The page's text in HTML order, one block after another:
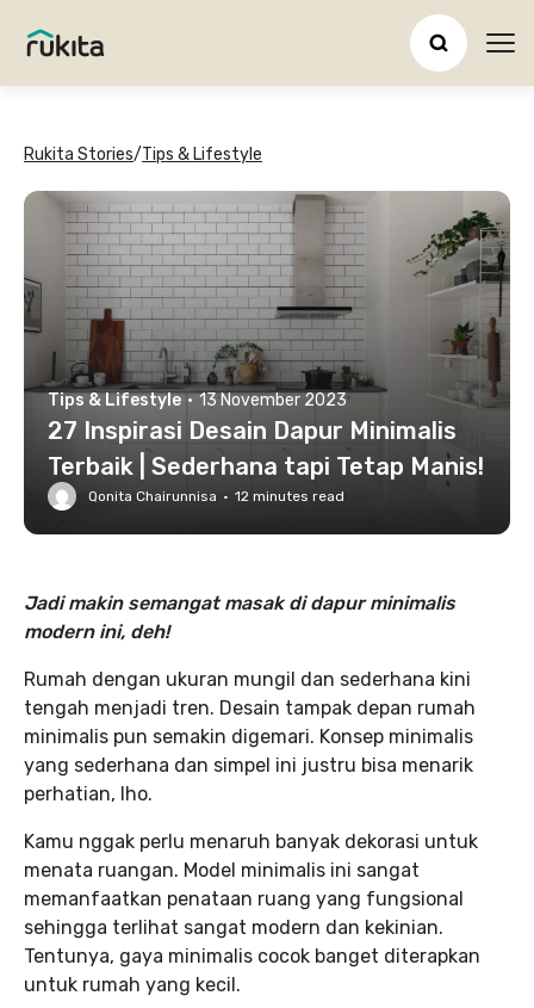
Rukita Stories/Tips & Lifestyle
Tips & Lifestyle · 13 November 2023
27 Inspirasi Desain Dapur Minimalis
Terbaik | Sederhana tapi Tetap Manis!
Qonita Chairunnisa · 12 minutes read
Jadi makin semangat masak di dapur minimalis
modern ini, deh!
Rumah dengan ukuran mungil dan sederhana kini
tengah menjadi tren. Desain tampak depan rumah
minimalis pun semakin digemari. Konsep minimalis
yang sederhana dan simpel ini justru bisa menarik
perhatian, lho.
Kamu nggak perlu menaruh banyak dekorasi untuk
menata ruangan. Model minimalis ini sangat
memanfaatkan penataan ruang yang fungsional
sehingga terlihat sangat modern dan kekinian.
Tentunya, gaya minimalis cocok banget diterapkan
untuk rumah yang kecil.